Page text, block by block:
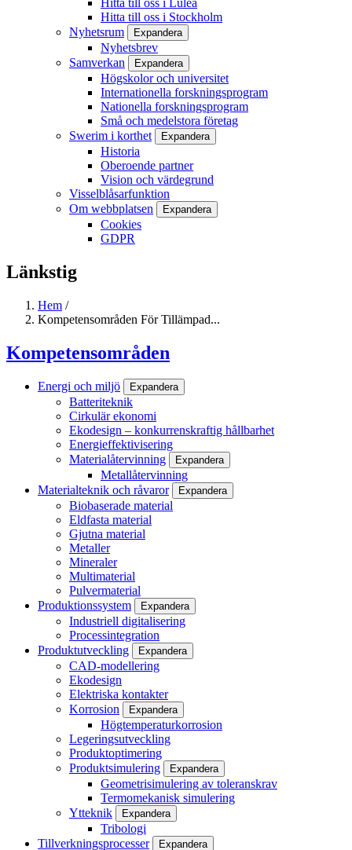
Hitta till oss i Stockholm
Nyhetsrum
Expandera
Nyhetsbrev
Samverkan
Expandera
Högskolor och universitet
Internationella forskningsprogram
Nationella forskningsprogram
Små och medelstora företag
Swerim i korthet
Expandera
Historia
Oberoende partner
Vision och värdegrund
Visselblåsarfunktion
Om webbplatsen
Expandera
Cookies
GDPR
Länkstig
Hem /
Kompetensområden För Tillämpad...
Kompetensområden
Energi och miljö Expandera
Batteriteknik
Cirkulär ekonomi
Ekodesign – konkurrenskraftig hållbarhet
Energieffektivisering
Materialåtervinning
Expandera
Metallåtervinning
Materialteknik och råvaror
Expandera
Biobaserade material
Eldfasta material
Gjutna material
Metaller
Mineraler
Multimaterial
Pulvermaterial
Produktionssystem
Expandera
Industriell digitalisering
Processintegration
Produktutveckling
Expandera
CAD-modellering
Ekodesign
Elektriska kontakter
Korrosion
Expandera
Högtemperaturkorrosion
Legeringsutveckling
Produktoptimering
Produktsimulering
Expandera
Geometrisimulering av toleranskrav
Termomekanisk simulering
Ytteknik
Expandera
Tribologi
Tillverkningsprocesser
Expandera